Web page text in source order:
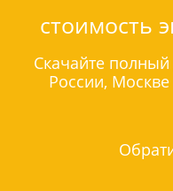
стоимость
Скачайте
России,